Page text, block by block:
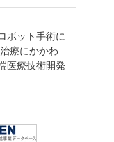
ボット手術に
療にかかわ
医療技術開発